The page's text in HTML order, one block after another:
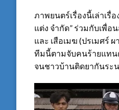
ภาพยนตร์เรื่องนี้เล่าเรื่
แต่ง จำกัด” ร่วมกับเพื่
และ เสือเมฆ (ปรเมศร์
ทีมนี้ตามจับคนร้ายแทน
จนชาวบ้านติดยากันระ